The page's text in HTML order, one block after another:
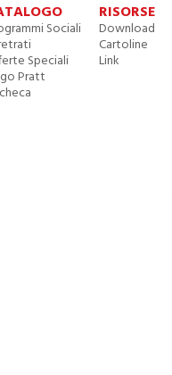
Sociali
Speciali
Pratt
RISORSE
Download
Cartoline
Link